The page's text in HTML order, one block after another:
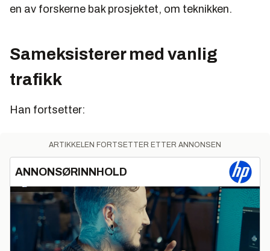
en av forskerne bak prosjektet, om teknikken.
Sameksisterer med vanlig
trafikk
Han fortsetter:
ARTIKKELEN FORTSETTER ETTER ANNONSEN
ANNONSØRINNHOLD